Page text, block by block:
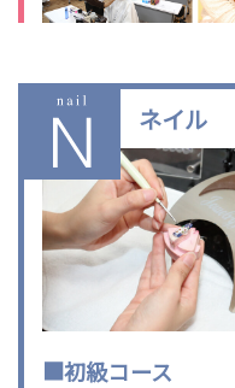
ネイル
■初級コース